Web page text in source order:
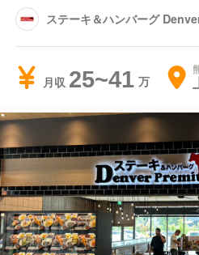
ステーキ＆ハンバーグ
月収 25~41